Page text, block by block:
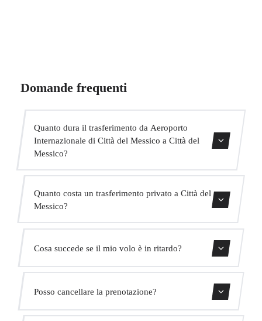
Domande frequenti
Quanto dura il trasferimento da Aeroporto
Internazionale di Città del Messico a Città del
Messico?
Quanto costa un trasferimento privato a Città del
Messico?
prezzo fisso immediato. Senza costi nascosti.
Cosa succede se il mio volo è in ritardo?
adatterà automaticamente l'orario di ritiro senza costi
aggiuntivi.
Posso cancellare la prenotazione?